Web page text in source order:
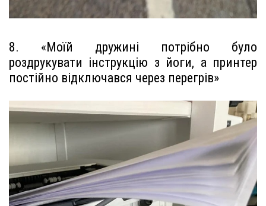
8. «Моїй дружині потрібно було
роздрукувати інструкцію з йоги, а принтер
постійно відключався через перегрів»